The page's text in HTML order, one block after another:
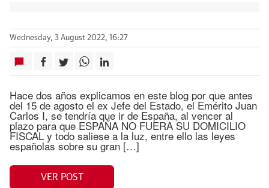
Wednesday, 3 August 2022, 16:27
Hace dos años explicamos en este blog por que antes
del 15 de agosto el ex Jefe del Estado, el Emérito Juan
Carlos I, se tendría que ir de España, al vencer al
plazo para que ESPAÑA NO FUERA SU DOMICILIO
FISCAL y todo saliese a la luz, entre ello las leyes
españolas sobre su gran […]
VER POST